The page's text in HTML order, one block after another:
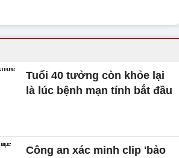
Tuổi 40 tưởng còn khỏe lại
là lúc bệnh mạn tính bắt đầu
Công an xác minh clip 'bảo